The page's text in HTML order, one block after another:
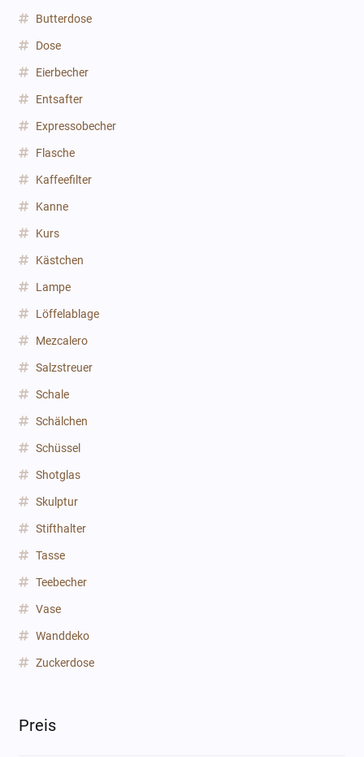
Butterdose
Dose
Eierbecher
Entsafter
Expressobecher
Flasche
Kaffeefilter
Kanne
Kurs
Kästchen
Lampe
Löffelablage
Mezcalero
Salzstreuer
Schale
Schälchen
Schüssel
Shotglas
Skulptur
Stifthalter
Tasse
Teebecher
Vase
Wanddeko
Zuckerdose
Preis